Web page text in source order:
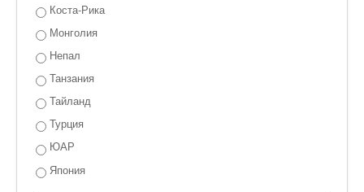
Коста-Рика
Монголия
Непал
Танзания
Тайланд
Турция
ЮАР
Япония